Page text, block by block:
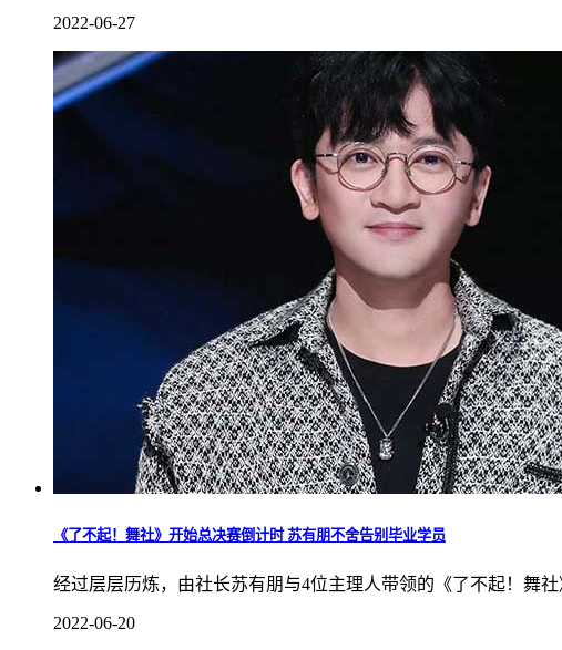
2022-06-27
《了不起！舞社》开始总决赛倒计时 苏有朋不舍告别毕业学员
经过层层历炼，由社长苏有朋与4位主理人带领的《了不起！舞
2022-06-20